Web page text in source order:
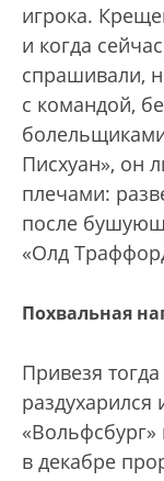
игрока.
и когда
спрашивали,
с командой,
Писхуан», он
плечами:
после
«Олд
Похвальная
Привезя
в декабре